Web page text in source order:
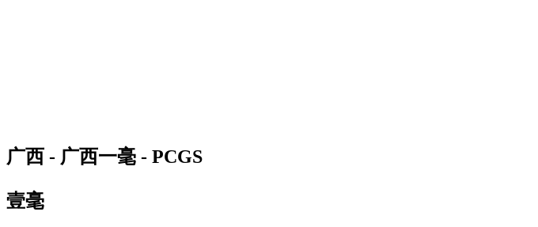
广西 - 广西一毫 - PCGS
壹毫